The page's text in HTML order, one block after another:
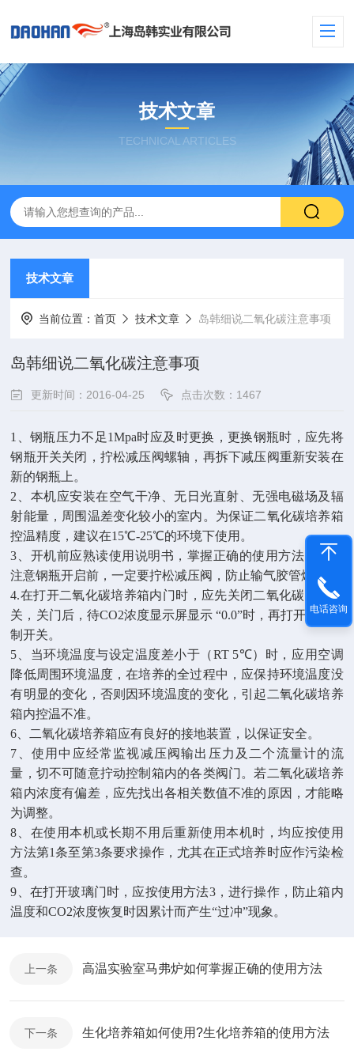
技术文章
TECHNICAL ARTICLES
技术文章
当前位置：首页 技术文章 岛韩细说二氧化碳注意事项
岛韩细说二氧化碳注意事项
更新时间：2016-04-25 点击次数：1467
1 、钢瓶压力不足1Mpa时应及时更换，更换钢瓶时，应先将
钢瓶开关关闭，拧松减压阀螺轴，再拆下减压阀重新安装在
新的钢瓶上。
2
本机应安装在空气干净、无日光直射、无强电磁场及辐
射能量，周围温差变化较小的室内。为保证二氧化碳培养箱
控温精度，建议在15℃-25℃的环境下使用。
3
开机前应熟读使用说明书，掌握正确的使用方法，特别
注意钢瓶开启前，一定要拧松减压阀，防止输气胶管爆破。
4.在打开二氧化碳培养箱内门时，应先关闭二氧化碳控制开
关，关门后，待CO2浓度显示屏显示 “0.0”时，再打开CO2控
制开关。
5
当环境温度与设定温度差小于（RT 5℃）时，应用空调
降低周围环境温度，在培养的全过程中，应保持环境温度没
有明显的变化，否则因环境温度的变化，引起二氧化碳培养
箱内控温不准。
6
二氧化碳培养箱应有良好的接地装置，以保证安全。
7
使用中应经常监视减压阀输出压力及二个流量计的流
量，切不可随意拧动控制箱内的各类阀门。若二氧化碳培养
箱内浓度有偏差，应先找出各相关数值不准的原因，才能略
为调整。
8
在使用本机或长期不用后重新使用本机时，均应按使用
方法第1条至第3条要求操作，尤其在正式培养时应作污染检
查。
9
在打开玻璃门时，应按使用方法3，进行操作，防止箱内
温度和CO2浓度恢复时因累计而产生“过冲”现象。
上一条 高温实验室马弗炉如何掌握正确的使用方法
下一条 生化培养箱如何使用?生化培养箱的使用方法
电话咨询